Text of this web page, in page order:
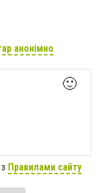
анонімно
🙂
Правилами сайту